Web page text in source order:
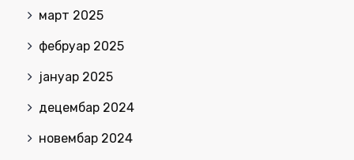
март 2025
фебруар 2025
јануар 2025
децембар 2024
новембар 2024